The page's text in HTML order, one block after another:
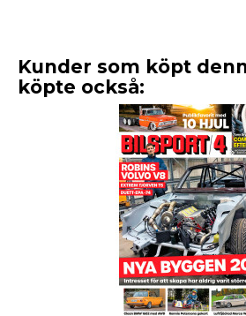
Kunder som köpt
köpte också: